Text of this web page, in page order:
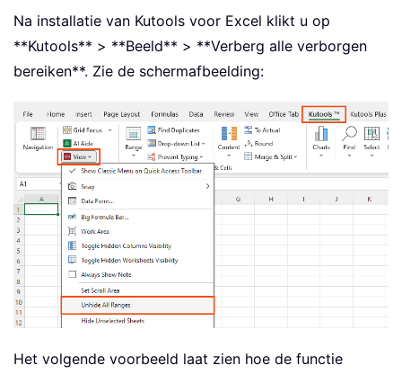
Na installatie van Kutools voor Excel klikt u op
**Kutools** > **Beeld** > **Verberg alle verborgen
bereiken**. Zie de schermafbeelding:
Het volgende voorbeeld laat zien hoe de functie